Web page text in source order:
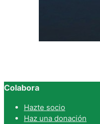
Colabora
Hazte socio
Haz una donación